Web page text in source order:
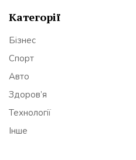
Категорії
Бізнес
Спорт
Авто
Здоров’я
Технології
Інше